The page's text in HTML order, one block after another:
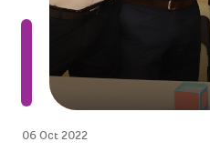
06 Oct 2022